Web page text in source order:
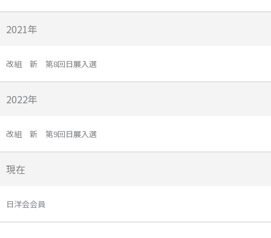
2021年
改組 新 第8回日展入選
2022年
改組 新 第9回日展入選
現在
日洋会会員